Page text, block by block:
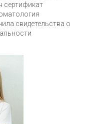
сертификат
свидетельства о